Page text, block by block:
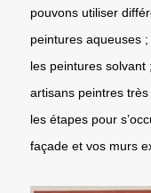
pouvons utiliser
peintures aqueuses
les peintures
artisans peintres
les étapes pour
façade et vos murs